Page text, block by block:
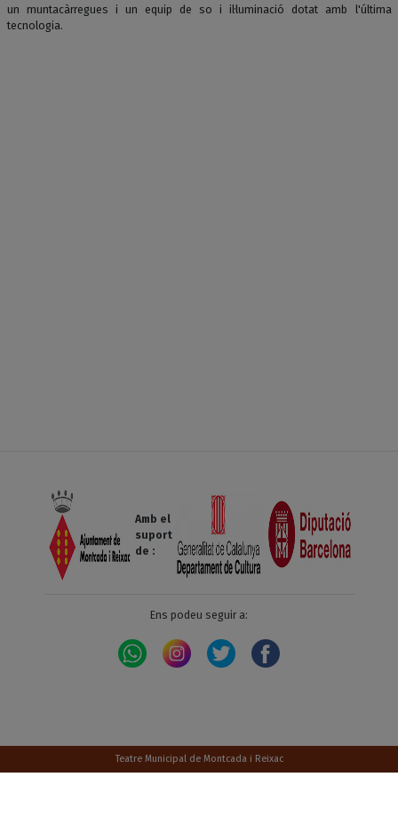
un muntacàrregues i un equip de so i il·luminació dotat amb l'última
tecnologia.
Amb el
suport
de :
Ens podeu seguir a:
Teatre Municipal de Montcada i Reixac